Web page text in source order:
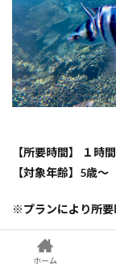
【所要時間】 １時
【対象年齢】5歳～
※プランにより所要
ホーム